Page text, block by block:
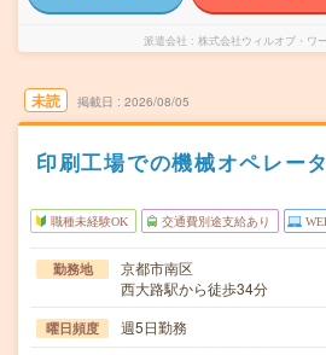
派遣会社 株式会社ウィルオブ・
未読 掲載日 2026/08/05
印刷工場での機械オペレー
職種未経験OK 交通費別途支給あり
勤務地
京都市南区
西大路駅から徒歩34分
曜日頻度 週5日勤務